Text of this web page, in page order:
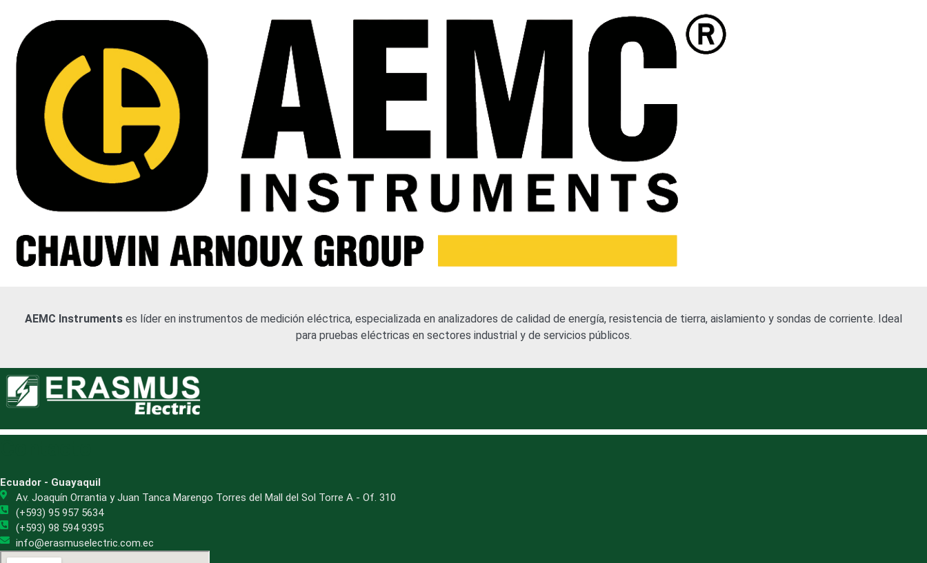
AEMC Instruments es líder en instrumentos de medición eléctrica, especializada en analizadores de calidad de energía, resistencia de tierra, aislamiento y sondas de corriente. Ideal
para pruebas eléctricas en sectores industrial y de servicios públicos.
Ecuador - Guayaquil
Av. Joaquín Orrantia y Juan Tanca Marengo Torres del Mall del Sol Torre A - Of. 310
(+593) 95 957 5634
(+593) 98 594 9395
info@erasmuselectric.com.ec